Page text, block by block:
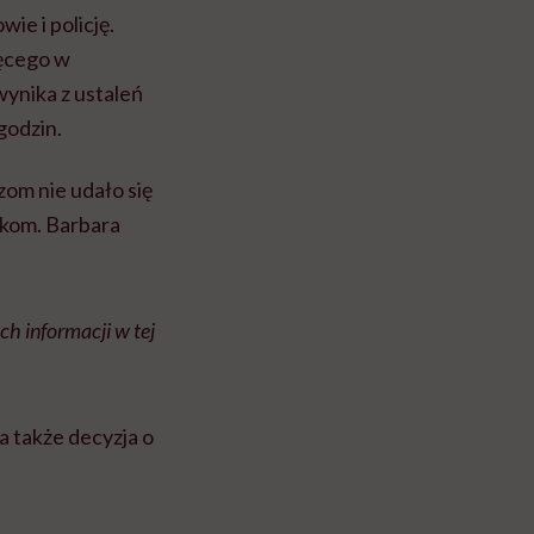
i policję.
w
z ustaleń
nie udało się
Barbara
informacji w tej
także decyzja o